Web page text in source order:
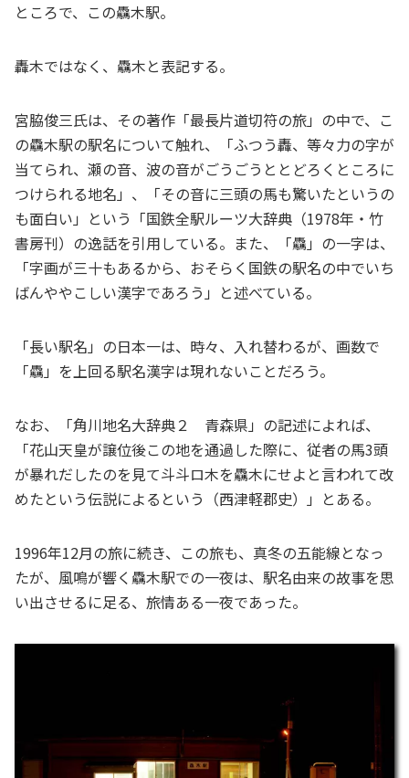
ところで、この驫木駅。
轟木ではなく、驫木と表記する。
宮脇俊三氏は、その著作「最長片道切符の旅」の中で、こ
の驫木駅の駅名について触れ、「ふつう轟、等々力の字が
当てられ、瀬の音、波の音がごうごうととどろくところに
つけられる地名」、「その音に三頭の馬も驚いたというの
も面白い」という「国鉄全駅ルーツ大辞典（1978年・竹
書房刊）の逸話を引用している。また、「驫」の一字は、
「字画が三十もあるから、おそらく国鉄の駅名の中でいち
ばんややこしい漢字であろう」と述べている。
「長い駅名」の日本一は、時々、入れ替わるが、画数で
「驫」を上回る駅名漢字は現れないことだろう。
なお、「角川地名大辞典２ 青森県」の記述によれば、
「花山天皇が譲位後この地を通過した際に、従者の馬3頭
が暴れだしたのを見て斗斗ロ木を驫木にせよと言われて改
めたという伝説によるという（西津軽郡史）」とある。
1996年12月の旅に続き、この旅も、真冬の五能線となっ
たが、風鳴が響く驫木駅での一夜は、駅名由来の故事を思
い出させるに足る、旅情ある一夜であった。